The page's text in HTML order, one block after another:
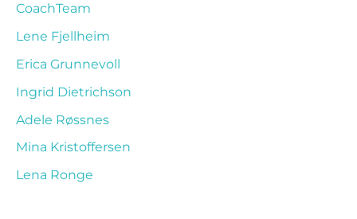
CoachTeam
Lene Fjellheim
Erica Grunnevoll
Ingrid Dietrichson
Adele Røssnes
Mina Kristoffersen
Lena Ronge